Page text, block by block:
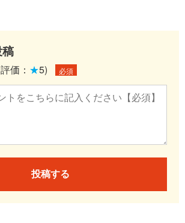
価： ★5) 必須
投稿する